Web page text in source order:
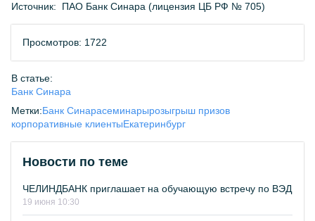
Источник: ПАО Банк Синара (лицензия ЦБ РФ № 705)
Просмотров: 1722
В статье:
Банк Синара
Метки:Банк Синарасеминарырозыгрыш призов
корпоративные клиентыЕкатеринбург
Новости по теме
ЧЕЛИНДБАНК приглашает на обучающую встречу по ВЭД
19 июня 10:30